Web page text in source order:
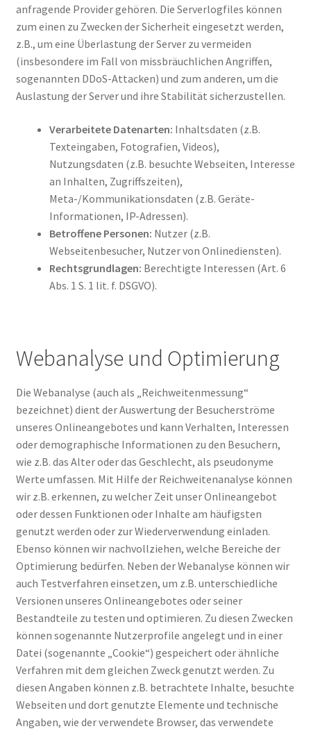
anfragende Provider gehören. Die Serverlogfiles können
zum einen zu Zwecken der Sicherheit eingesetzt werden,
z.B., um eine Überlastung der Server zu vermeiden
(insbesondere im Fall von missbräuchlichen Angriffen,
sogenannten DDoS-Attacken) und zum anderen, um die
Auslastung der Server und ihre Stabilität sicherzustellen.
Verarbeitete Datenarten: Inhaltsdaten (z.B.
Texteingaben, Fotografien, Videos),
Nutzungsdaten (z.B. besuchte Webseiten, Interesse
an Inhalten, Zugriffszeiten),
Meta-/Kommunikationsdaten (z.B. Geräte-
Informationen, IP-Adressen).
Betroffene Personen: Nutzer (z.B.
Webseitenbesucher, Nutzer von Onlinediensten).
Rechtsgrundlagen: Berechtigte Interessen (Art. 6
Abs. 1 S. 1 lit. f. DSGVO).
Webanalyse und Optimierung
Die Webanalyse (auch als „Reichweitenmessung“
bezeichnet) dient der Auswertung der Besucherströme
unseres Onlineangebotes und kann Verhalten, Interessen
oder demographische Informationen zu den Besuchern,
wie z.B. das Alter oder das Geschlecht, als pseudonyme
Werte umfassen. Mit Hilfe der Reichweitenanalyse können
wir z.B. erkennen, zu welcher Zeit unser Onlineangebot
oder dessen Funktionen oder Inhalte am häufigsten
genutzt werden oder zur Wiederverwendung einladen.
Ebenso können wir nachvollziehen, welche Bereiche der
Optimierung bedürfen. Neben der Webanalyse können wir
auch Testverfahren einsetzen, um z.B. unterschiedliche
Versionen unseres Onlineangebotes oder seiner
Bestandteile zu testen und optimieren. Zu diesen Zwecken
können sogenannte Nutzerprofile angelegt und in einer
Datei (sogenannte „Cookie“) gespeichert oder ähnliche
Verfahren mit dem gleichen Zweck genutzt werden. Zu
diesen Angaben können z.B. betrachtete Inhalte, besuchte
Webseiten und dort genutzte Elemente und technische
Angaben, wie der verwendete Browser, das verwendete